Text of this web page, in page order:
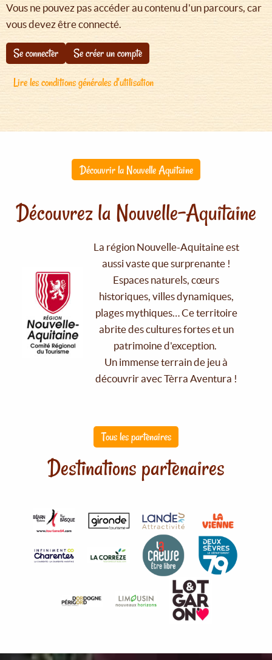
Vous ne pouvez pas accéder au contenu d'un parcours, car
vous devez être connecté.
Se connecter
Se créer un compte
Lire les conditions générales d'utilisation
Découvrir la Nouvelle Aquitaine
Découvrez la Nouvelle-Aquitaine
La région Nouvelle-Aquitaine est
aussi vaste que surprenante !
Espaces naturels, cœurs
historiques, villes dynamiques,
plages mythiques… Ce territoire
abrite des cultures fortes et un
patrimoine d'exception.
Un immense terrain de jeu à
découvrir avec Tèrra Aventura !
Tous les partenaires
Destinations partenaires